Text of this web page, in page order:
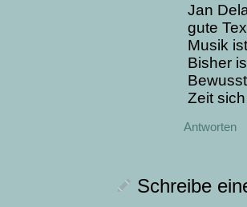
Jan
gute
Musik
Bisher
Zeit
Antworten
Schreibe